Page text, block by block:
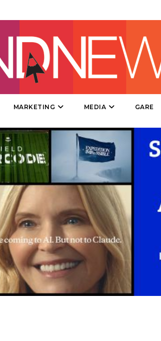
DESIGN
PUNTI VENDITA
CSR
STRATEGIE
CINEMA
MARKETING MEDIA GARE